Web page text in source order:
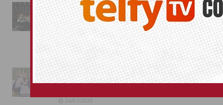
Pilar de la Horadada
conmemora con emoción el
40º aniversario de su
independencia como municipio
31/07/2026
Almoradí presume de raíces
con el desfile del Bando
26/07/2026